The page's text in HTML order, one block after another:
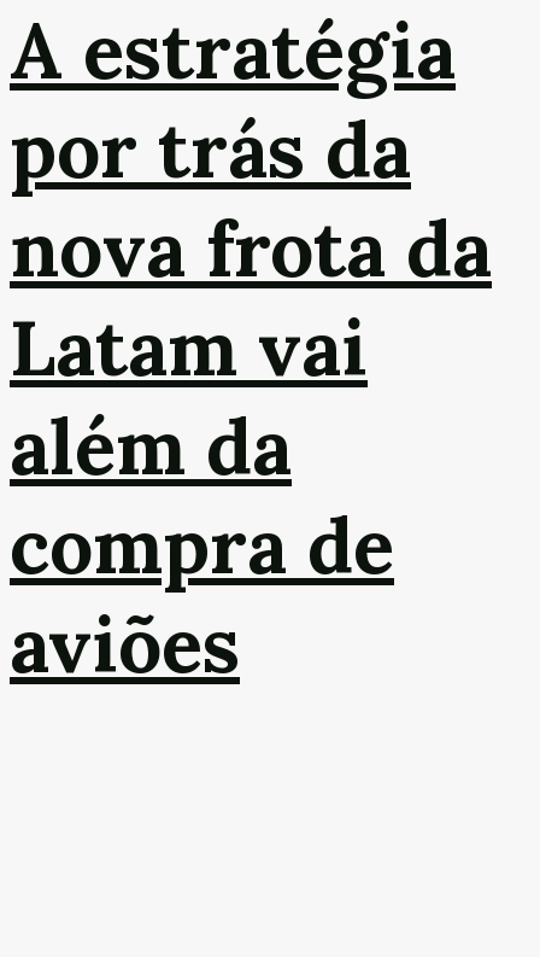
A estratégia
por trás da
nova frota da
Latam vai
além da
compra de
aviões